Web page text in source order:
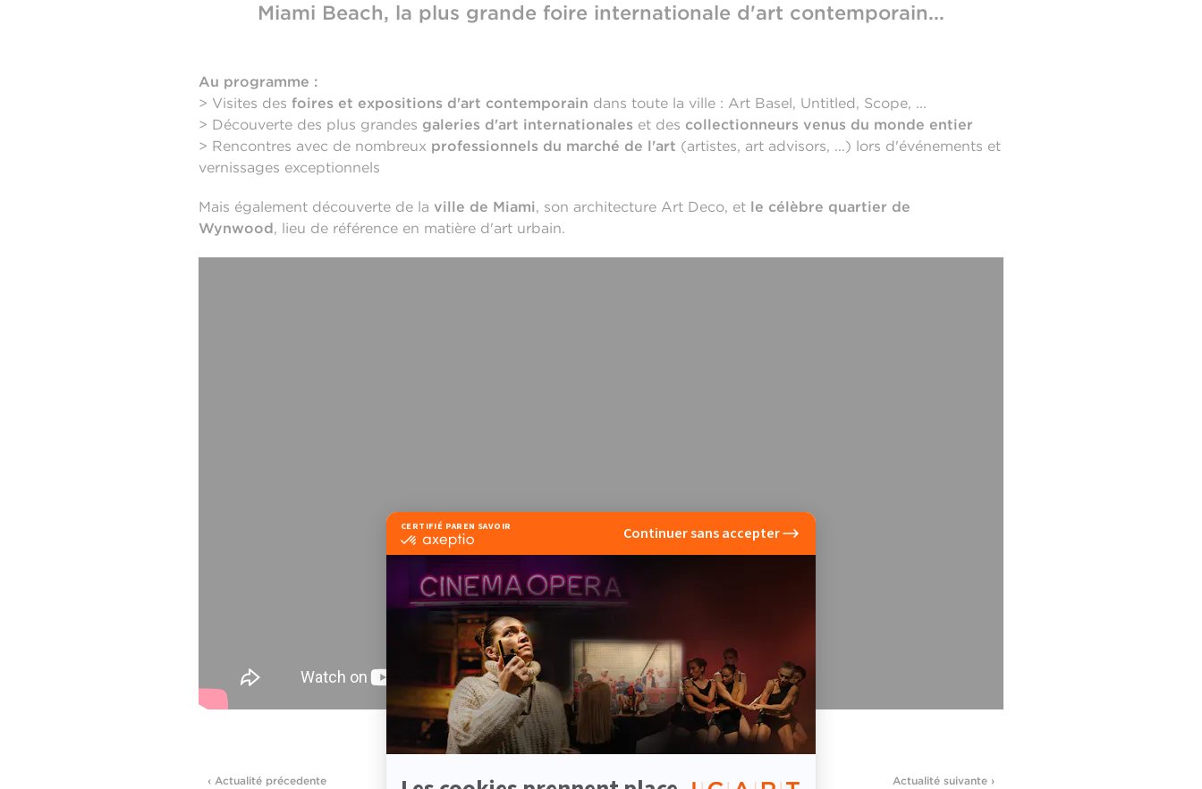
Miami Beach, la plus grande foire internationale d'art contemporain...
Au programme :
> Visites des foires et expositions d'art contemporain dans toute la ville : Art Basel, Untitled, Scope, ...
> Découverte des plus grandes galeries d'art internationales et des collectionneurs venus du monde entier
> Rencontres avec de nombreux professionnels du marché de l'art (artistes, art advisors, ...) lors d'événements et
vernissages exceptionnels
Mais également découverte de la ville de Miami, son architecture Art Deco, et le célèbre quartier de
Wynwood, lieu de référence en matière d'art urbain.
‹ Actualité précedente Actualité suivante ›